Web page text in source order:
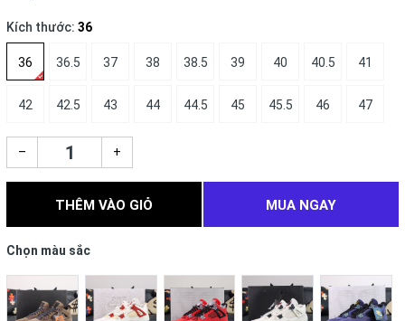
Kích thước: 36
36 36.5 37 38 38.5 39 40 40.5 41
42 42.5 43 44 44.5 45 45.5 46 47
– +
THÊM VÀO GIỎ MUA NGAY
Chọn màu sắc